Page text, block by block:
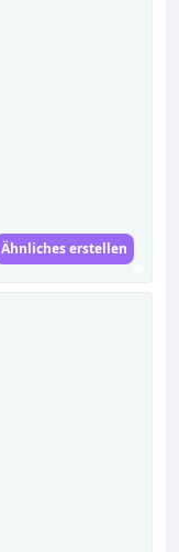
Ähnliches erstellen